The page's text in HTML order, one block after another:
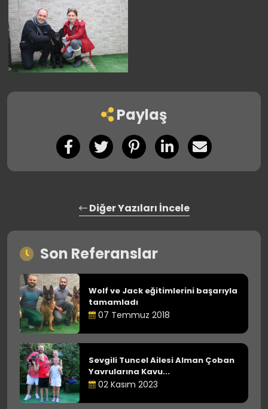
Paylaş
Diğer Yazıları İncele
Son Referanslar
Wolf ve Jack eğitimlerini başarıyla
tamamladı
07 Temmuz 2018
Sevgili Tuncel Ailesi Alman Çoban
Yavrularına Kavu...
02 Kasım 2023